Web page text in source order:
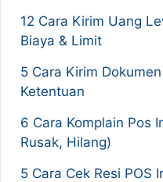
12 Cara Kirim Uang
Biaya & Limit
5 Cara Kirim
Ketentuan
6 Cara Komplain Pos
Rusak, Hilang)
5 Cara Cek Resi POS